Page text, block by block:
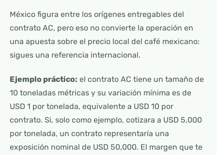
México figura entre los orígenes entregables del
contrato AC, pero eso no convierte la operación en
una apuesta sobre el precio local del café mexicano:
sigues una referencia internacional.
Ejemplo práctico: el contrato AC tiene un tamaño de
10 toneladas métricas y su variación mínima es de
USD 1 por tonelada, equivalente a USD 10 por
contrato. Si, solo como ejemplo, cotizara a USD 5,000
por tonelada, un contrato representaría una
exposición nominal de USD 50,000. El margen que te